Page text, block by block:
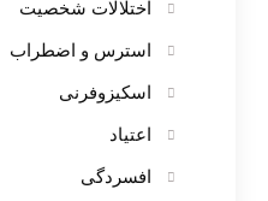
اختلالات شخصیت
استرس و اضطراب
اسکیزوفرنی
اعتیاد
افسردگی